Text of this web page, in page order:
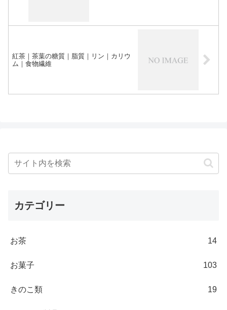
紅茶｜茶葉の糖質｜脂質｜リン｜カリウ
ム｜食物繊維
カテゴリー
お茶 14
お菓子 103
きのこ類 19